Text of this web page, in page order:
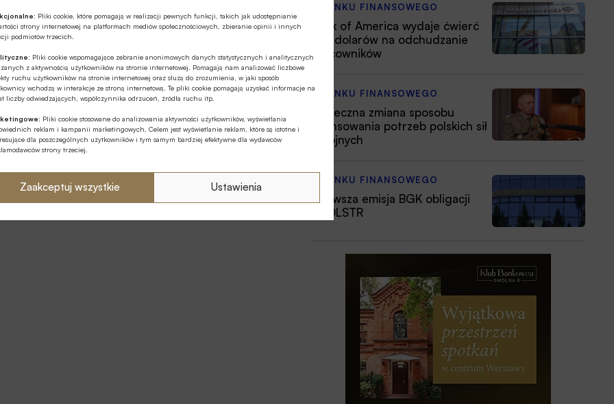
Pliki cookie, które pomagają w realizacji pewnych funkcji, takich jak udostępnianie
strony internetowej na platformach mediów społecznościowych, zbieranie opinii i innych
podmiotów trzecich.
Pliki cookie wspomagające zebranie anonimowych danych statystycznych i analitycznych
z aktywnością użytkowników na stronie internetowej. Pomagają nam analizować liczbowe
ruchu użytkowników na stronie internetowej oraz służą do zrozumienia, w jaki sposób
wchodzą w interakcje ze stroną internetową. Te pliki cookie pomagają uzyskać informacje na
liczby odwiedzających, współczynnika odrzuceń, źródła ruchu itp.
Pliki cookie stosowane do analizowania aktywności użytkowników, wyświetlania
reklam i kampanii marketingowych. Celem jest wyświetlanie reklam, które są istotne i
dla poszczególnych użytkowników i tym samym bardziej efektywne dla wydawców
strony trzeciej.
Zaakceptuj wszystkie Ustawienia
Z RYNKU FINANSOWEGO
Bank of America wydaje ćwierć
mld dolarów na odchudzanie
pracowników
Z RYNKU FINANSOWEGO
Konieczna zmiana sposobu
finansowania potrzeb polskich sił
zbrojnych
Z RYNKU FINANSOWEGO
Pierwsza emisja BGK obligacji
z POLSTR